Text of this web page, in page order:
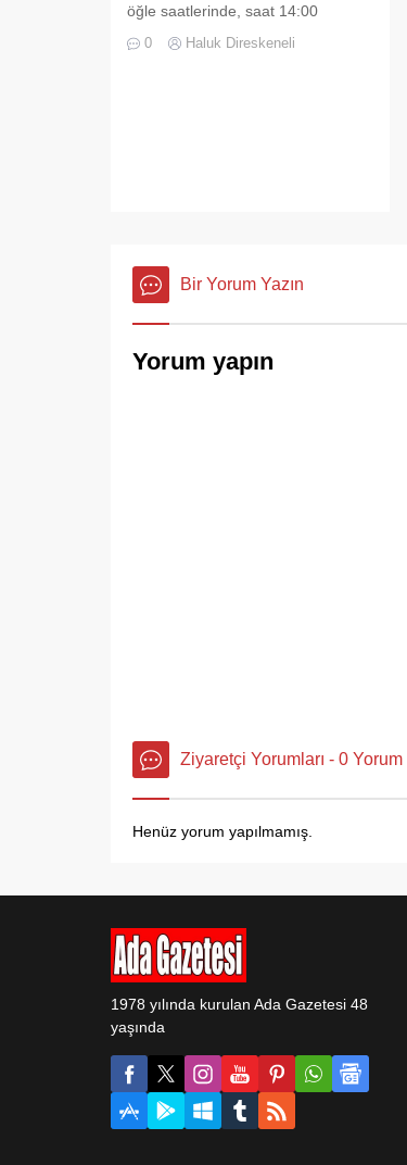
öğle saatlerinde, saat 14:00
sularında Büyükada semalarında
doğanın en görkemli görsel
0 Haluk Direskeneli
Bir Yorum Yazın
Yorum yapın
Ziyaretçi Yorumları - 0 Yorum
Henüz yorum yapılmamış.
1978 yılında kurulan Ada Gazetesi 48
yaşında